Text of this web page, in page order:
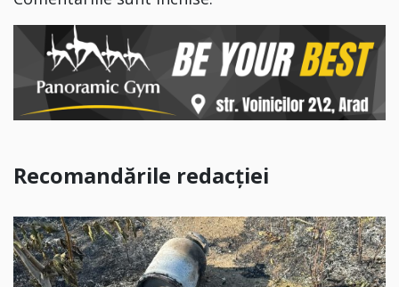
Recomandările redacției